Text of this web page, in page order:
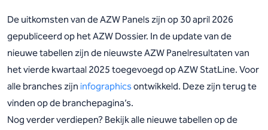
De uitkomsten van de AZW Panels zijn op 30 april 2026
gepubliceerd op het AZW Dossier. In de update van de
nieuwe tabellen zijn de nieuwste AZW Panelresultaten van
het vierde kwartaal 2025 toegevoegd op AZW StatLine. Voor
alle branches zijn infographicsontwikkeld. Deze zijn terug te
vinden op de branchepagina’s.
Nog verder verdiepen? Bekijk alle nieuwe tabellen op de